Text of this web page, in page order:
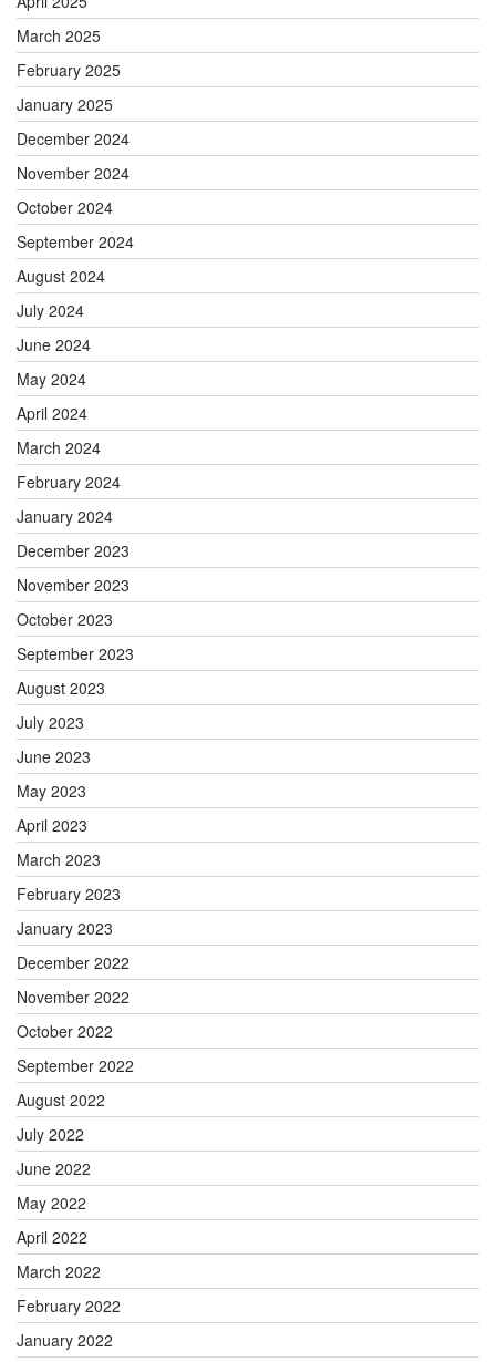
March 2025
February 2025
January 2025
December 2024
November 2024
October 2024
September 2024
August 2024
July 2024
June 2024
May 2024
April 2024
March 2024
February 2024
January 2024
December 2023
November 2023
October 2023
September 2023
August 2023
July 2023
June 2023
May 2023
April 2023
March 2023
February 2023
January 2023
December 2022
November 2022
October 2022
September 2022
August 2022
July 2022
June 2022
May 2022
April 2022
March 2022
February 2022
January 2022